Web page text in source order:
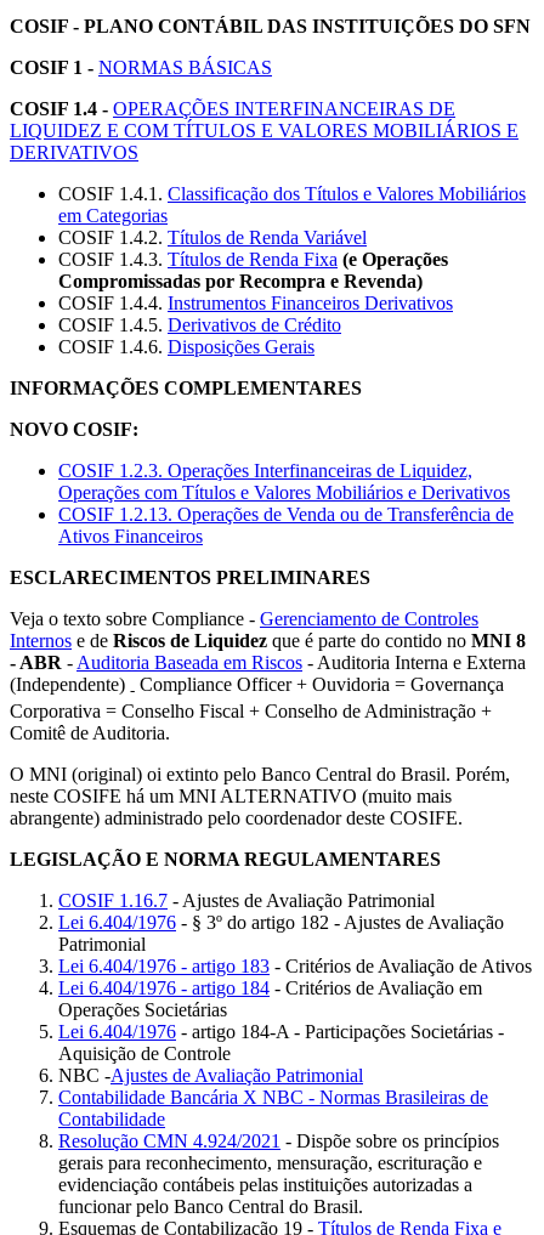
COSIF - PLANO CONTÁBIL DAS INSTITUIÇÕES DO SFN
COSIF 1 - NORMAS BÁSICAS
COSIF 1.4 - OPERAÇÕES INTERFINANCEIRAS DE
LIQUIDEZ E COM TÍTULOS E VALORES MOBILIÁRIOS E
DERIVATIVOS
COSIF 1.4.1. Classificação dos Títulos e Valores Mobiliários
em Categorias
COSIF 1.4.2. Títulos de Renda Variável
COSIF 1.4.3. Títulos de Renda Fixa (e Operações
Compromissadas por Recompra e Revenda)
COSIF 1.4.4. Instrumentos Financeiros Derivativos
COSIF 1.4.5. Derivativos de Crédito
COSIF 1.4.6. Disposições Gerais
INFORMAÇÕES COMPLEMENTARES
NOVO COSIF:
COSIF 1.2.3. Operações Interfinanceiras de Liquidez,
Operações com Títulos e Valores Mobiliários e Derivativos
COSIF 1.2.13. Operações de Venda ou de Transferência de
Ativos Financeiros
ESCLARECIMENTOS PRELIMINARES
Veja o texto sobre Compliance - Gerenciamento de Controles
Internos e de Riscos de Liquidez que é parte do contido no MNI 8
- ABR - Auditoria Baseada em Riscos - Auditoria Interna e Externa
(Independente) - Compliance Officer + Ouvidoria = Governança
Corporativa = Conselho Fiscal + Conselho de Administração +
Comitê de Auditoria.
O MNI (original) oi extinto pelo Banco Central do Brasil. Porém,
neste COSIFE há um MNI ALTERNATIVO (muito mais
abrangente) administrado pelo coordenador deste COSIFE.
LEGISLAÇÃO E NORMA REGULAMENTARES
COSIF 1.16.7 - Ajustes de Avaliação Patrimonial
Lei 6.404/1976 - § 3º do artigo 182 - Ajustes de Avaliação
Patrimonial
Lei 6.404/1976 - artigo 183 - Critérios de Avaliação de Ativos
Lei 6.404/1976 - artigo 184 - Critérios de Avaliação em
Operações Societárias
Lei 6.404/1976 - artigo 184-A - Participações Societárias -
Aquisição de Controle
NBC -Ajustes de Avaliação Patrimonial
Contabilidade Bancária X NBC - Normas Brasileiras de
Contabilidade
Resolução CMN 4.924/2021 - Dispõe sobre os princípios
gerais para reconhecimento, mensuração, escrituração e
evidenciação contábeis pelas instituições autorizadas a
funcionar pelo Banco Central do Brasil.
Esquemas de Contabilização 19 - Títulos de Renda Fixa e